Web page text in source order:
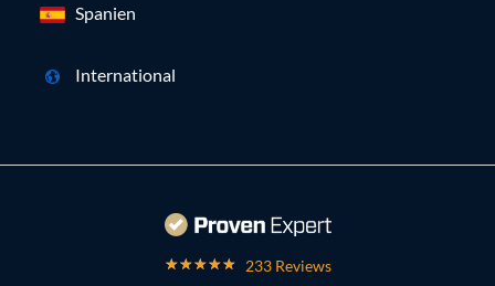
Spanien
International
233 Reviews